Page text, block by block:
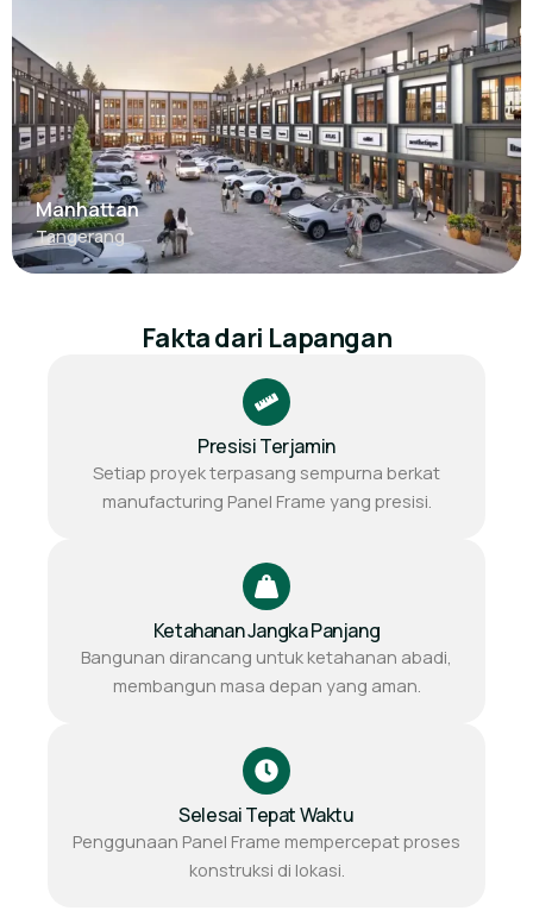
Manhattan
Tangerang
Fakta dari Lapangan
Presisi Terjamin
Setiap proyek terpasang sempurna berkat
manufacturing Panel Frame yang presisi.
Ketahanan Jangka Panjang
Bangunan dirancang untuk ketahanan abadi,
membangun masa depan yang aman.
Selesai Tepat Waktu
Penggunaan Panel Frame mempercepat proses
konstruksi di lokasi.